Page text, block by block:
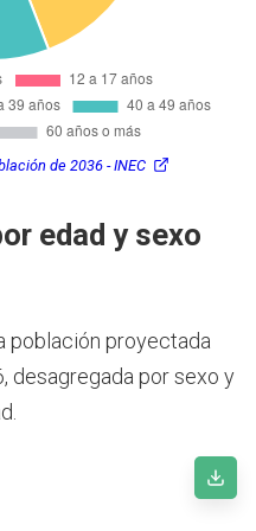
de 2036 - INEC
edad y sexo
población proyectada
desagregada por sexo y